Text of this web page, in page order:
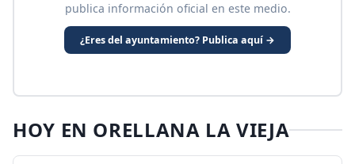
publica información oficial en este medio.
¿Eres del ayuntamiento? Publica aquí →
HOY EN ORELLANA LA VIEJA